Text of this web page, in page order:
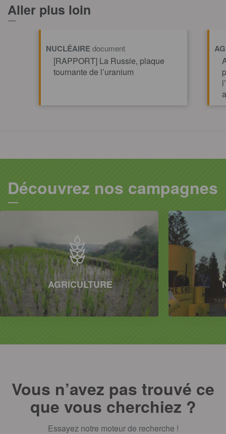
Aller plus loin
NUCLÉAIREdocument
[RAPPORT] La Russie, plaque
tournante de l’uranium
Découvrez nos campagnes
AGRICULTURE
Vous n’avez pas trouvé ce
que vous cherchiez ?
Essayez notre moteur de recherche !